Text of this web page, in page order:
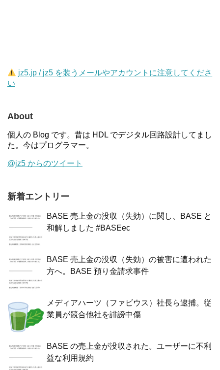
jz5.jp / jz5 を装うメールやアカウントに注意してくださ
い
About
個人の Blog です。昔は HDL でデジタル回路設計してまし
た。今はプログラマー。
@jz5 からのツイート
新着エントリー
BASE 売上金の没収（失効）に関し、BASE と
和解しました #BASEec
BASE 売上金の没収（失効）の被害に遭われた
方へ。BASE 預り金請求事件
メディアハーツ（ファビウス）社長ら逮捕。従
業員が競合他社を誹謗中傷
BASE の売上金が没収された。ユーザーに不利
益な利用規約